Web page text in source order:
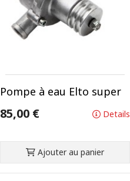
Pompe à eau Elto super
85,00 € Details
Ajouter au panier